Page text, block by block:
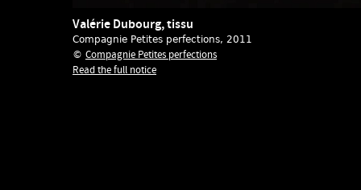
Valérie Dubourg, tissu
Compagnie Petites perfections, 2011
© Compagnie Petites perfections
Read the full notice